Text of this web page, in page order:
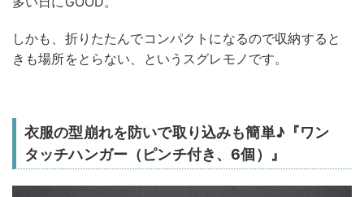
しかも、折りたたんでコンパクトになるので収納すると
きも場所をとらない、というスグレモノです。
衣服の型崩れを防いで取り込みも簡単♪『ワン
タッチハンガー（ピンチ付き、6個）』